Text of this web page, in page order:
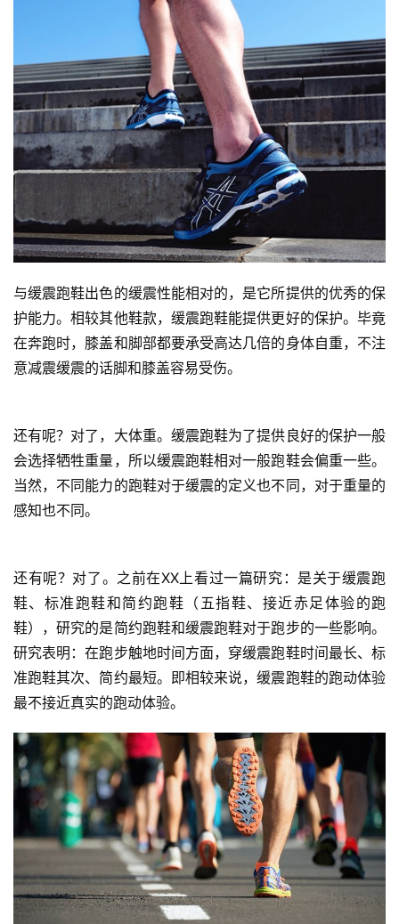
与缓震跑鞋出色的缓震性能相对的，是它所提供的优秀的保
护能力。相较其他鞋款，缓震跑鞋能提供更好的保护。毕竟
在奔跑时，膝盖和脚部都要承受高达几倍的身体自重，不注
意减震缓震的话脚和膝盖容易受伤。
还有呢？对了，大体重。缓震跑鞋为了提供良好的保护一般
会选择牺牲重量，所以缓震跑鞋相对一般跑鞋会偏重一些。
当然，不同能力的跑鞋对于缓震的定义也不同，对于重量的
感知也不同。
还有呢？对了。之前在XX上看过一篇研究：是关于缓震跑
鞋、标准跑鞋和简约跑鞋（五指鞋、接近赤足体验的跑
鞋），研究的是简约跑鞋和缓震跑鞋对于跑步的一些影响。
研究表明：在跑步触地时间方面，穿缓震跑鞋时间最长、标
准跑鞋其次、简约最短。即相较来说，缓震跑鞋的跑动体验
最不接近真实的跑动体验。